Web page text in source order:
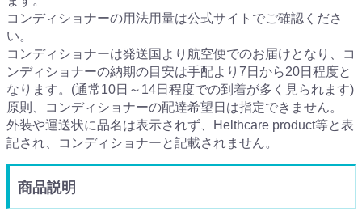
コンディショナーの用法用量は公式サイトでご確認くださ
い。
コンディショナーは発送国より航空便でのお届けとなり、コ
ンディショナーの納期の目安は手配より7日から20日程度と
なります。(通常10日～14日程度での到着が多く見られます)
原則、コンディショナーの配達希望日は指定できません。
外装や運送状に品名は表示されず、Helthcare product等と表
記され、コンディショナーと記載されません。
商品説明